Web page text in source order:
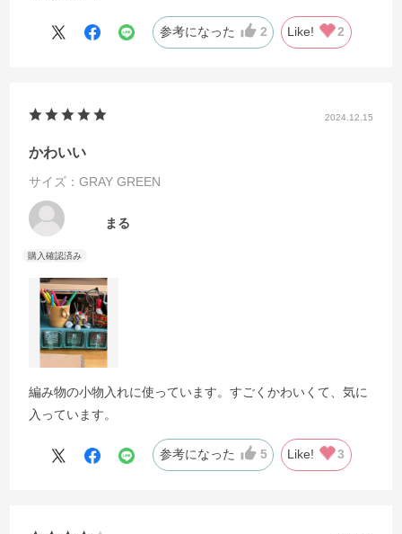
参考になった 2 Like! 2
2024.12.15
かわいい
サイズ：GRAY GREEN
まる
編み物の小物入れに使っています。すごくかわいくて、気に
入っています。
参考になった 5 Like! 3